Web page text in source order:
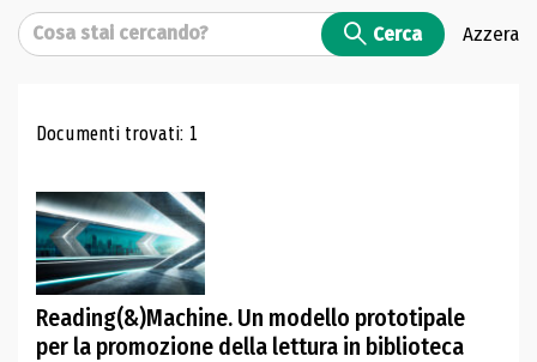
Cerca Cerca Azzera
Risultati di ricerca
Documenti trovati: 1
Reading(&)Machine. Un modello prototipale
per la promozione della lettura in biblioteca